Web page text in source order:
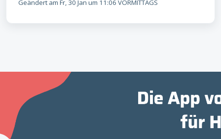
Geändert am Fr, 30 Jan um 11:06 VORMITTAGS